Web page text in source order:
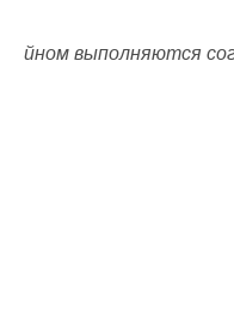
йном выполняются